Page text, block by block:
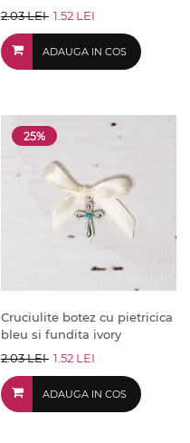
2.03 LEI 1.52 LEI
ADAUGA IN COS
25%
Cruciulite botez cu pietricica
bleu si fundita ivory
2.03 LEI 1.52 LEI
ADAUGA IN COS